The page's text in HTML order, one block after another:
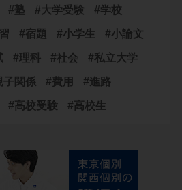
#塾 #大学受験 #学校
#宿題 #小学生 #小論文
#理科 #社会 #私立大学
子関係 #費用 #進路
#高校受験 #高校生